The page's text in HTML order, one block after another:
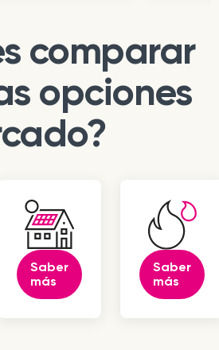
comparar
opciones
Saber
más
Saber
más